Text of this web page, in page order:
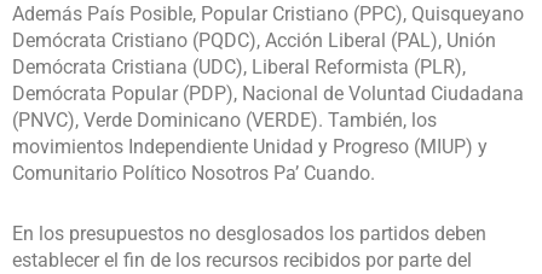
Además País Posible, Popular Cristiano (PPC), Quisqueyano
Demócrata Cristiano (PQDC), Acción Liberal (PAL), Unión
Demócrata Cristiana (UDC), Liberal Reformista (PLR),
Demócrata Popular (PDP), Nacional de Voluntad Ciudadana
(PNVC), Verde Dominicano (VERDE). También, los
movimientos Independiente Unidad y Progreso (MIUP) y
Comunitario Político Nosotros Pa’ Cuando.
En los presupuestos no desglosados los partidos deben
establecer el fin de los recursos recibidos por parte del